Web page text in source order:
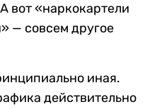
вот «наркокартели
— совсем другое
иная.
действительно